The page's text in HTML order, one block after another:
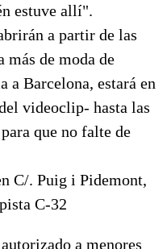
estuve allí".
a partir de las
más de moda de
a Barcelona, estará en
videoclip- hasta las
que no falte de
C/. Puig i Pidemont,
C-32
a menores